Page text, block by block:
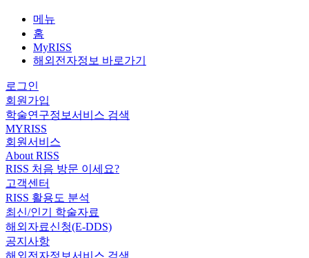
메뉴
홈
MyRISS
해외전자정보 바로가기
로그인
회원가입
학술연구정보서비스 검색
MYRISS
회원서비스
About RISS
RISS 처음 방문 이세요?
고객센터
RISS 활용도 분석
최신/인기 학술자료
해외자료신청(E-DDS)
공지사항
해외전자정보서비스 검색